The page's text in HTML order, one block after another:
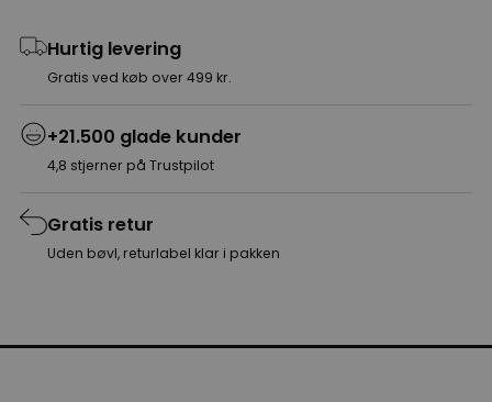
Hurtig levering
Gratis ved køb over 499 kr.
+21.500 glade kunder
4,8 stjerner på Trustpilot
Gratis retur
Uden bøvl, returlabel klar i pakken